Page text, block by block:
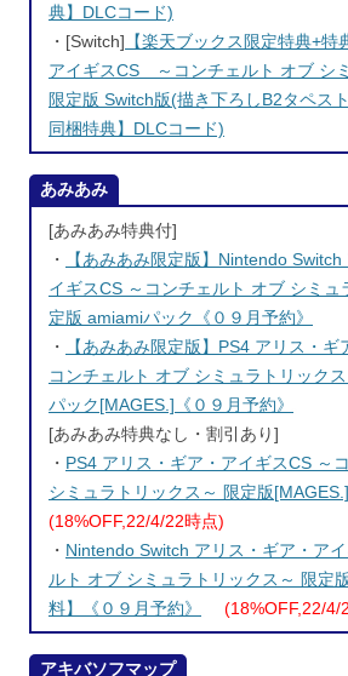
典】DLCコード)
・[Switch] 【楽天ブックス限定特典+特
アイギスCS ～コンチェルト オブ シ
限定版 Switch版(描き下ろしB2タペス
同梱特典】DLCコード)
あみあみ
[あみあみ特典付]
・
【あみあみ限定版】Nintendo
イギスCS ～コンチェルト オブ シミュ
定版 amiamiパック《０９月予約》
・
【あみあみ限定版】PS4 アリス・ギ
コンチェルト オブ シミュラトリック
パック[MAGES.]《０９月予約》
[あみあみ特典なし・割引あり]
・ PS4 アリス・ギア・アイギスCS ～
シミュラトリックス～ 限定版
(18%OFF,22/4/22時点)
・ Nintendo Switch アリス・ギア・ア
ルト オブ シミュラトリックス～ 限定
料】《０９月予約》
(18%OFF,22/4/
アキバソフマップ